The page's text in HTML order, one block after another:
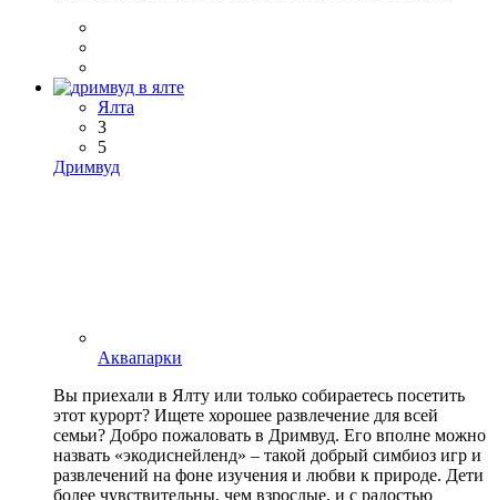
Ялта
3
5
Дримвуд
Аквапарки
Вы приехали в Ялту или только собираетесь посетить
этот курорт? Ищете хорошее развлечение для всей
семьи? Добро пожаловать в Дримвуд. Его вполне можно
назвать «экодиснейленд» – такой добрый симбиоз игр и
развлечений на фоне изучения и любви к природе. Дети
более чувствительны, чем взрослые, и с радостью